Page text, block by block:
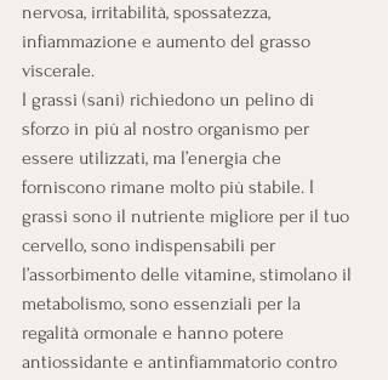
nervosa, irritabilità, spossatezza,
infiammazione e aumento del grasso
viscerale.
I grassi (sani) richiedono un pelino di
sforzo in più al nostro organismo per
essere utilizzati, ma l’energia che
forniscono rimane molto più stabile. I
grassi sono il nutriente migliore per il tuo
cervello, sono indispensabili per
l’assorbimento delle vitamine, stimolano il
metabolismo, sono essenziali per la
regalità ormonale e hanno potere
antiossidante e antinfiammatorio contro